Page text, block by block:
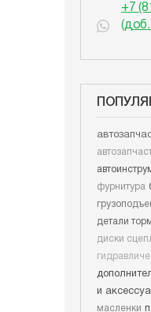
+7
фурнитура
детали
диски
и
масленки